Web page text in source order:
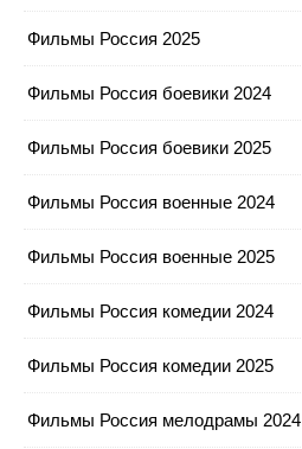
Фильмы Россия 2025
Фильмы Россия боевики 2024
Фильмы Россия боевики 2025
Фильмы Россия военные 2024
Фильмы Россия военные 2025
Фильмы Россия комедии 2024
Фильмы Россия комедии 2025
Фильмы Россия мелодрамы 2024